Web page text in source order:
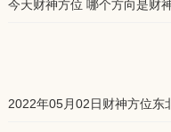
2022年05月02日财神方位东